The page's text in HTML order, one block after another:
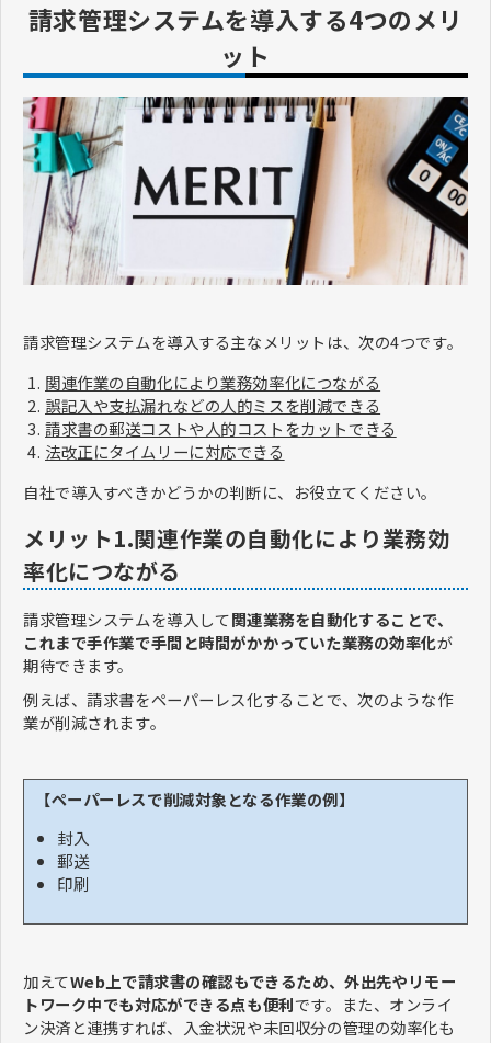
請求管理システムを導入する4つのメリ
ット
請求管理システムを導入する主なメリットは、次の4つです。
関連作業の自動化により業務効率化につながる
誤記入や支払漏れなどの人的ミスを削減できる
請求書の郵送コストや人的コストをカットできる
法改正にタイムリーに対応できる
自社で導入すべきかどうかの判断に、お役立てください。
メリット1.関連作業の自動化により業務効
率化につながる
請求管理システムを導入して関連業務を自動化することで、
これまで手作業で手間と時間がかかっていた業務の効率化が
期待できます。
例えば、請求書をペーパーレス化することで、次のような作
業が削減されます。
【ペーパーレスで削減対象となる作業の例】
封入
郵送
印刷
加えてWeb上で請求書の確認もできるため、外出先やリモー
トワーク中でも対応ができる点も便利です。また、オンライ
ン決済と連携すれば、入金状況や未回収分の管理の効率化も